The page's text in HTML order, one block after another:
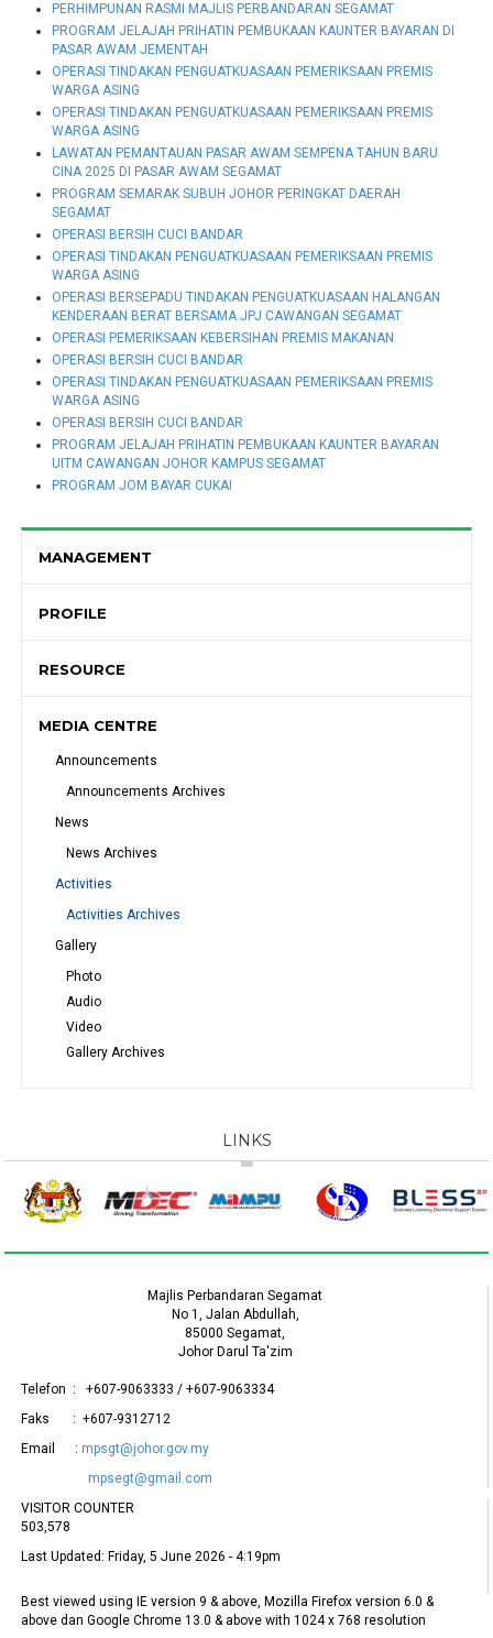
PERHIMPUNAN RASMI MAJLIS PERBANDARAN SEGAMAT
PROGRAM JELAJAH PRIHATIN PEMBUKAAN KAUNTER BAYARAN DI
PASAR AWAM JEMENTAH
OPERASI TINDAKAN PENGUATKUASAAN PEMERIKSAAN PREMIS
WARGA ASING
OPERASI TINDAKAN PENGUATKUASAAN PEMERIKSAAN PREMIS
WARGA ASING
LAWATAN PEMANTAUAN PASAR AWAM SEMPENA TAHUN BARU
CINA 2025 DI PASAR AWAM SEGAMAT
PROGRAM SEMARAK SUBUH JOHOR PERINGKAT DAERAH
SEGAMAT
OPERASI BERSIH CUCI BANDAR
OPERASI TINDAKAN PENGUATKUASAAN PEMERIKSAAN PREMIS
WARGA ASING
OPERASI BERSEPADU TINDAKAN PENGUATKUASAAN HALANGAN
KENDERAAN BERAT BERSAMA JPJ CAWANGAN SEGAMAT
OPERASI PEMERIKSAAN KEBERSIHAN PREMIS MAKANAN
OPERASI BERSIH CUCI BANDAR
OPERASI TINDAKAN PENGUATKUASAAN PEMERIKSAAN PREMIS
WARGA ASING
OPERASI BERSIH CUCI BANDAR
PROGRAM JELAJAH PRIHATIN PEMBUKAAN KAUNTER BAYARAN
UITM CAWANGAN JOHOR KAMPUS SEGAMAT
PROGRAM JOM BAYAR CUKAI
MANAGEMENT
PROFILE
RESOURCE
MEDIA CENTRE
Announcements
Announcements Archives
News
News Archives
Activities
Activities Archives
Gallery
Photo
Audio
Video
Gallery Archives
LINKS
Majlis Perbandaran Segamat
No 1, Jalan Abdullah,
85000 Segamat,
Johor Darul Ta'zim
Telefon : +607-9063333 / +607-9063334
Faks : +607-9312712
Email :mpsgt@johor.gov.my
mpsegt@gmail.com
VISITOR COUNTER
503,578
Last Updated:Friday, 5 June 2026 - 4:19pm
Best viewed using IE version 9 & above, Mozilla Firefox version 6.0 &
above dan Google Chrome 13.0 & above with 1024 x 768 resolution